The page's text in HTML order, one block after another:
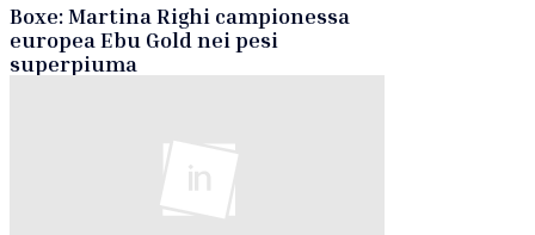
Boxe: Martina Righi campionessa
europea Ebu Gold nei pesi
superpiuma